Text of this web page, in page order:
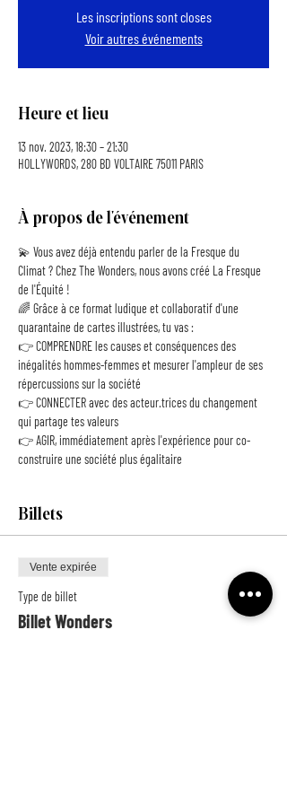
Les inscriptions sont closes
Voir autres événements
Heure et lieu
13 nov. 2023, 18:30 – 21:30
HOLLYWORDS, 280 BD VOLTAIRE 75011 PARIS
À propos de l'événement
💫 Vous avez déjà entendu parler de la Fresque du
Climat ? Chez The Wonders, nous avons créé La Fresque
de l'Équité !
🌈 Grâce à ce format ludique et collaboratif d'une
quarantaine de cartes illustrées, tu vas :
👉 COMPRENDRE les causes et conséquences des
inégalités hommes-femmes et mesurer l'ampleur de ses
répercussions sur la société
👉 CONNECTER avec des acteur.trices du changement
qui partage tes valeurs
👉 AGIR, immédiatement après l'expérience pour co-
construire une société plus égalitaire
Billets
Vente expirée
Type de billet
Billet Wonders